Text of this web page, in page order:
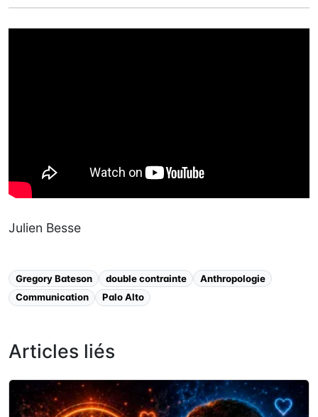
Julien Besse
Gregory Bateson double contrainte
Anthropologie
Communication
Palo Alto
Articles liés